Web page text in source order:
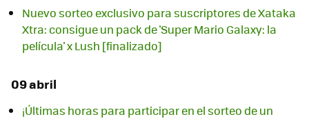
Nuevo sorteo exclusivo para suscriptores de Xataka
Xtra: consigue un pack de 'Super Mario Galaxy: la
película' x Lush [finalizado]
09 abril
¡Últimas horas para participar en el sorteo de un